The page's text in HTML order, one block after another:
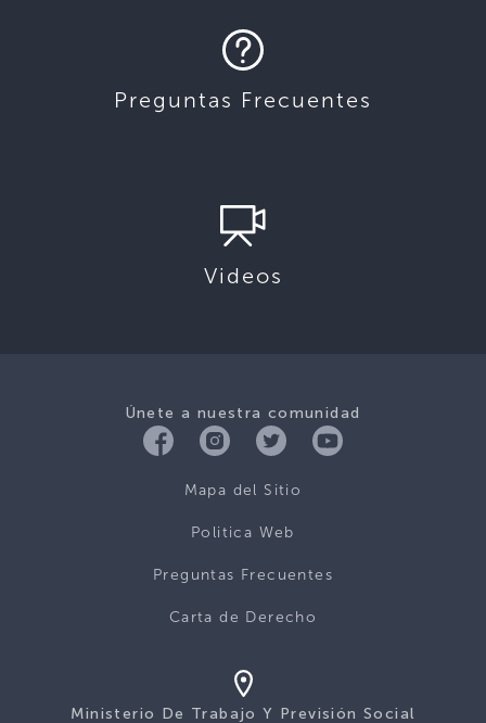
Preguntas Frecuentes
Videos
Únete a nuestra comunidad
Mapa del Sitio
Politica Web
Preguntas Frecuentes
Carta de Derecho
Ministerio De Trabajo Y Previsión Social